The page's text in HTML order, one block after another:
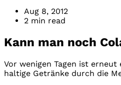
Aug 8, 2012
2 min read
Kann man noch
Vor wenigen Tagen ist
haltige Getränke durch die